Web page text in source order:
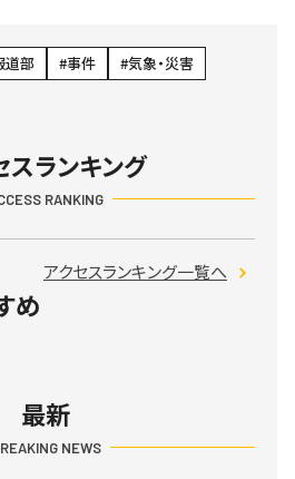
道部 事件
気象・災害
スランキング
RANKING
アクセスランキング一覧へ
め
最新
NEWS